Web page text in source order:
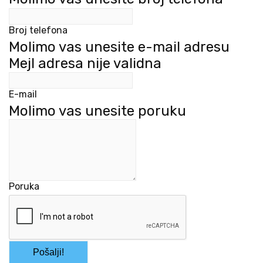
Broj telefona
Molimo vas unesite e-mail adresu
Mejl adresa nije validna
E-mail
Molimo vas unesite poruku
Poruka